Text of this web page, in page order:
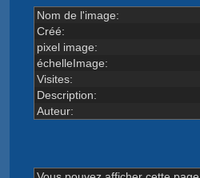
Nom de l'image:
Créé:
pixel image:
échelleImage:
Visites:
Description:
Auteur: